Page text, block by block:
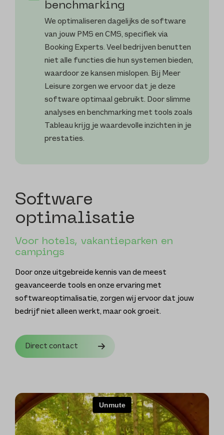
benchmarking
We optimaliseren dagelijks de software
van jouw PMS en CMS, specifiek via
Booking Experts. Veel bedrijven benutten
niet alle functies die hun systemen bieden,
waardoor ze kansen mislopen. Bij Meer
Leisure zorgen we ervoor dat je deze
software optimaal gebruikt. Door slimme
analyses en benchmarking met tools zoals
Tableau krijg je waardevolle inzichten in je
prestaties.
Software
optimalisatie
Voor hotels, vakantieparken en
campings
Door onze uitgebreide kennis van de meest
geavanceerde tools en onze ervaring met
softwareoptimalisatie, zorgen wij ervoor dat jouw
bedrijf niet alleen werkt, maar ook groeit.
Direct contact